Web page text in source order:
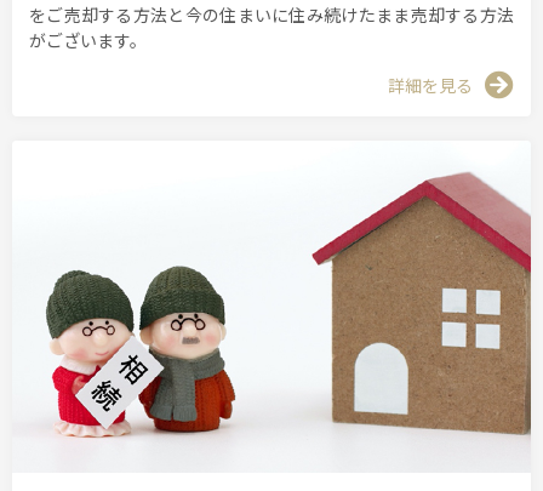
をご売却する方法と今の住まいに住み続けたまま売却する方法
がございます。
詳細を見る